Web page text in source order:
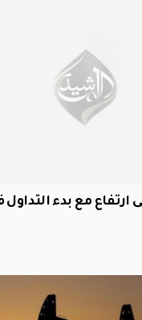
ارتفاع مع بدء التداول